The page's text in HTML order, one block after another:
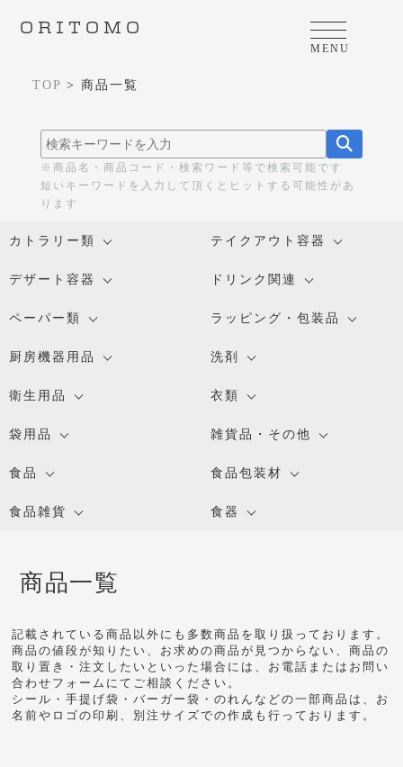
ORITOMO
MENU
TOP > 商品一覧
商品一覧
記載されている商品以外にも多数商品を取り扱っております。
商品の値段が知りたい、お求めの商品が見つからない、商品の
取り置き・注文したいといった場合には、お電話またはお問い
合わせフォームにてご相談ください。
シール・手提げ袋・バーガー袋・のれんなどの一部商品は、お
名前やロゴの印刷、別注サイズでの作成も行っております。
※商品名・商品コード・検索ワード等で検索可能です
短いキーワードを入力して頂くとヒットする可能性があ
ります
カトラリー類 テイクアウト容器
デザート容器 ドリンク関連
ペーパー類 ラッピング・包装品
厨房機器用品 洗剤
衛生用品 衣類
袋用品 雑貨品・その他
食品 食品包装材
食品雑貨 食器